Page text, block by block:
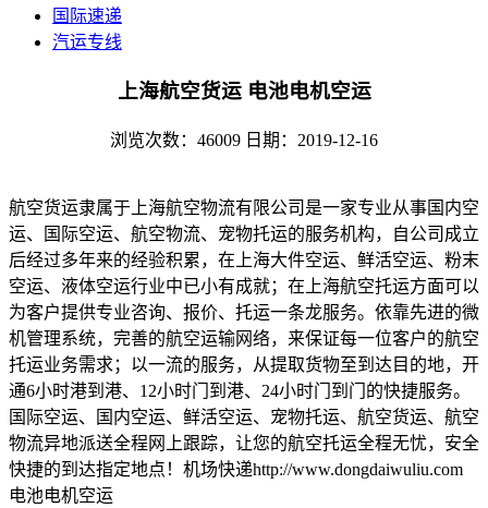
国际速递
汽运专线
上海航空货运 电池电机空运
浏览次数：46009 日期：2019-12-16
航空货运隶属于上海航空物流有限公司是一家专业从事国内空
运、国际空运、航空物流、宠物托运的服务机构，自公司成立
后经过多年来的经验积累，在上海大件空运、鲜活空运、粉末
空运、液体空运行业中已小有成就；在上海航空托运方面可以
为客户提供专业咨询、报价、托运一条龙服务。依靠先进的微
机管理系统，完善的航空运输网络，来保证每一位客户的航空
托运业务需求；以一流的服务，从提取货物至到达目的地，开
通6小时港到港、12小时门到港、24小时门到门的快捷服务。
国际空运、国内空运、鲜活空运、宠物托运、航空货运、航空
物流异地派送全程网上跟踪，让您的航空托运全程无忧，安全
快捷的到达指定地点！机场快递http://www.dongdaiwuliu.com
电池电机空运